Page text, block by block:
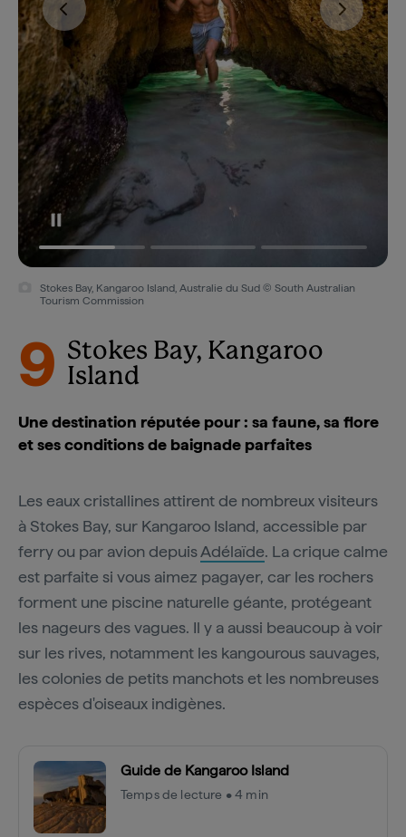
Stokes Bay, Kangaroo Island, Australie du Sud © South Australian
Tourism Commission
9 Stokes Bay, Kangaroo
Island
Une destination réputée pour : sa faune, sa flore
et ses conditions de baignade parfaites
Les eaux cristallines attirent de nombreux visiteurs
à Stokes Bay, sur Kangaroo Island, accessible par
ferry ou par avion depuisAdélaïde. La crique calme
est parfaite si vous aimez pagayer, car les rochers
forment une piscine naturelle géante, protégeant
les nageurs des vagues. Il y a aussi beaucoup à voir
sur les rives, notamment les kangourous sauvages,
les colonies de petits manchots et les nombreuses
espèces d'oiseaux indigènes.
Guide de Kangaroo Island
Temps de lecture • 4 min